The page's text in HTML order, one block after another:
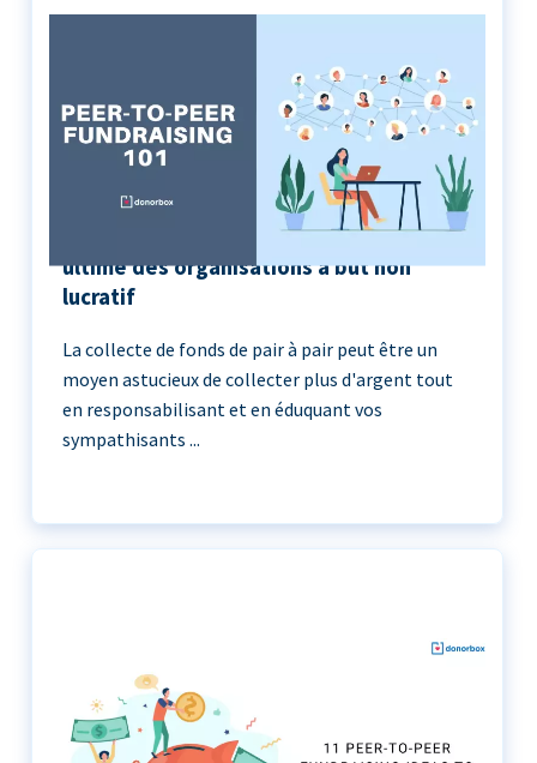
Peer-to-Peer Fundraising 101 | Le guide
ultime des organisations à but non
lucratif
La collecte de fonds de pair à pair peut être un
moyen astucieux de collecter plus d'argent tout
en responsabilisant et en éduquant vos
sympathisants ...